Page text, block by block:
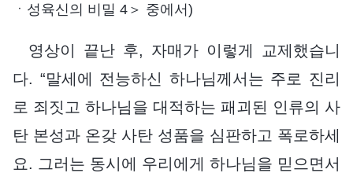
ㆍ성육신의 비밀 4＞ 중에서)
영상이 끝난 후, 자매가 이렇게 교제했습니
다. “말세에 전능하신 하나님께서는 주로 진리
로 죄짓고 하나님을 대적하는 패괴된 인류의 사
탄 본성과 온갖 사탄 성품을 심판하고 폭로하세
요. 그러는 동시에 우리에게 하나님을 믿으면서